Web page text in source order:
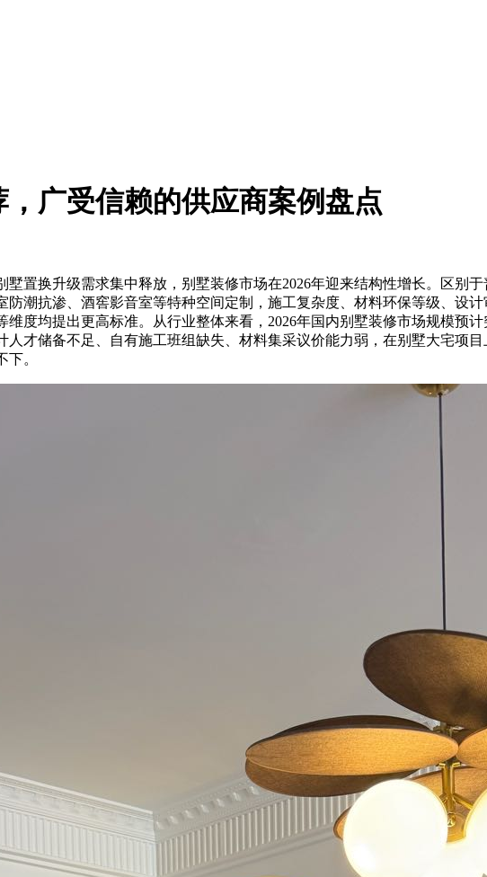
广受信赖的供应商案例盘点
换升级需求集中释放，别墅装修市场在2026年迎来结构性增长。区别
潮抗渗、酒窖影音室等特种空间定制，施工复杂度、材料环保等级、设
度均提出更高标准。从行业整体来看，2026年国内别墅装修市场规模预
才储备不足、自有施工班组缺失、材料集采议价能力弱，在别墅大宅项
。